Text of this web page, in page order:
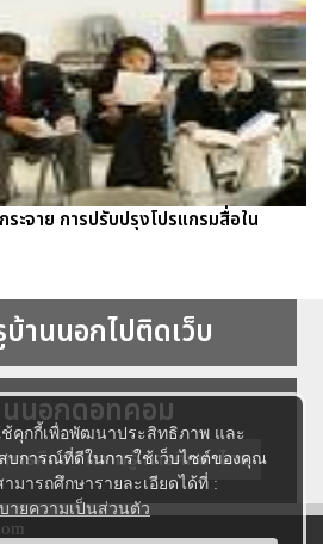
ช้คุกกี้เพื่อพัฒนาประสิทธิภาพ และ
บการณ์ที่ดีในการใช้เว็บไซต์ของคุณ
มารถศึกษารายละเอียดได้ที่ :
ายความเป็นส่วนตัว
ะจาย การปรับปรุงโปรแกรมสื่อใน
านนอกไปติดเว็บ
นอกดอทคอม
การศึกษา ความรู้ การศึกษาไทย